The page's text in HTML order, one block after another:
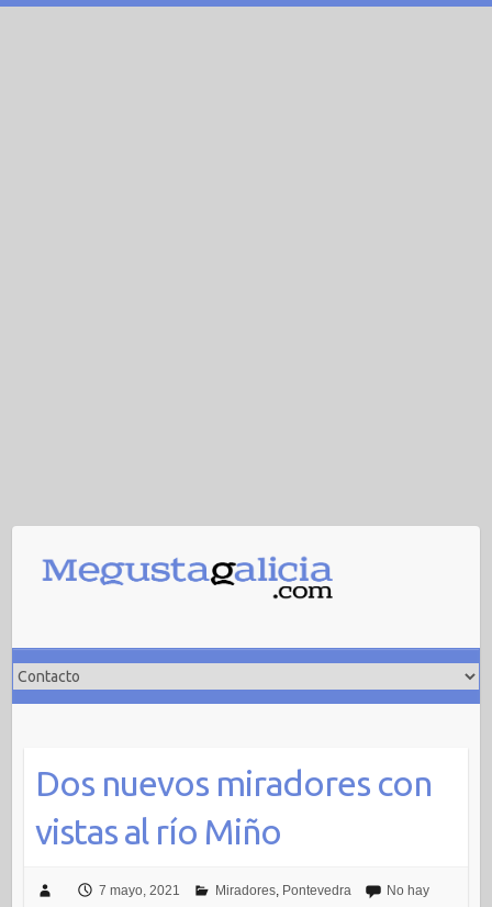
Saltar
contenido
Dos nuevos miradores con
vistas al río Miño
7 mayo, 2021 Miradores, Pontevedra
No hay